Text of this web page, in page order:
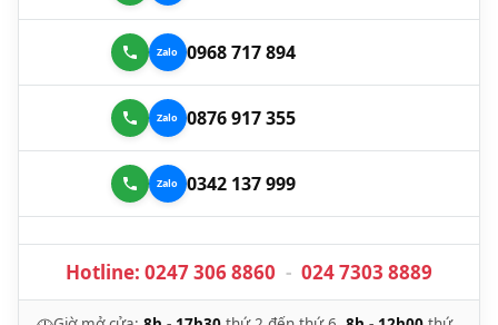
0968 717 894
0876 917 355
0342 137 999
Hotline: 0247 306 8860 - 024 7303 8889